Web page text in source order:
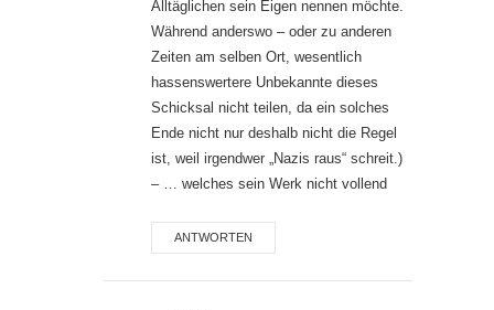
Alltäglichen sein Eigen nennen möchte.
Während anderswo – oder zu anderen
Zeiten am selben Ort, wesentlich
hassenswertere Unbekannte dieses
Schicksal nicht teilen, da ein solches
Ende nicht nur deshalb nicht die Regel
ist, weil irgendwer „Nazis raus“ schreit.)
– … welches sein Werk nicht vollend
ANTWORTEN